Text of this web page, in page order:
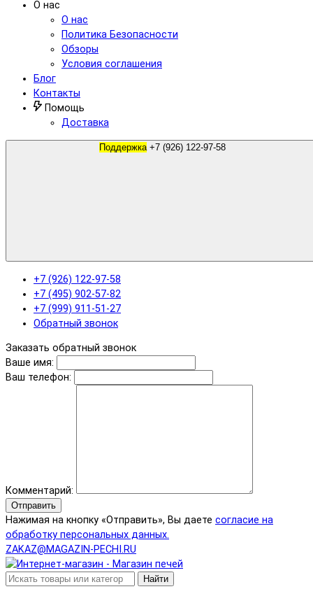
О нас
О нас
Политика Безопасности
Обзоры
Условия соглашения
Блог
Контакты
Помощь
Доставка
Поддержка +7 (926) 122-97-58
+7 (926) 122-97-58
+7 (495) 902-57-82
+7 (999) 911-51-27
Обратный звонок
Заказать обратный звонок
Ваше имя:
Ваш телефон:
Комментарий:
Отправить
Нажимая на кнопку «Отправить», Вы даете согласие на
обработку персональных данных.
ZAKAZ@MAGAZIN-PECHI.RU
Найти